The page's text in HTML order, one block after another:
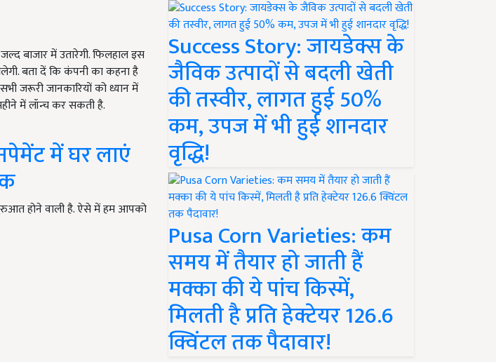
बाजार में उतारेगी. फिलहाल इस
बता दें कि कंपनी का कहना है
जरूरी जानकारियों को ध्यान में
में लॉन्च कर सकती है.
में घर लाएं
होने वाली है. ऐसे में हम आपको
Success Story: जायडेक्स के
जैविक उत्पादों से बदली खेती
की तस्वीर, लागत हुई 50%
कम, उपज में भी हुई शानदार
वृद्धि!
Pusa Corn Varieties: कम
समय में तैयार हो जाती हैं
मक्का की ये पांच किस्में,
मिलती है प्रति हेक्टेयर 126.6
क्विंटल तक पैदावार!